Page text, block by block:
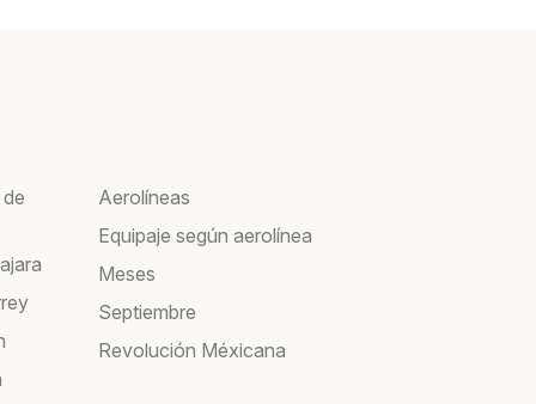
Aerolíneas
Equipaje según aerolínea
Meses
Septiembre
Revolución Méxicana